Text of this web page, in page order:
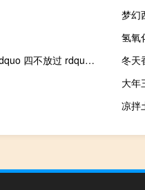
梦幻
氢氧
事故调查处理“四不放过”原则是什么（事故调查中 ldquo 四不放过 rdquo 的原则是什么）
冬天
大年
凉拌